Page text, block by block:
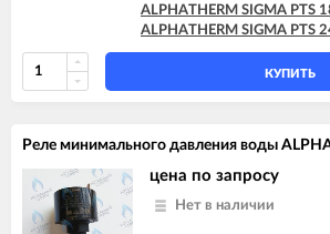
ALPHATHERM SIGMA PTS
ALPHATHERM SIGMA PTS
КУПИТЬ
Реле минимального давления воды
цена по запросу
Нет в наличии